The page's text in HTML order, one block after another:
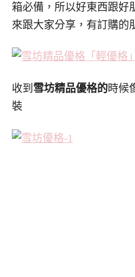
箱必備，所以好東西跟好
來跟大家分享，有訂購的
收到 雪坊精品優格的時候
裝